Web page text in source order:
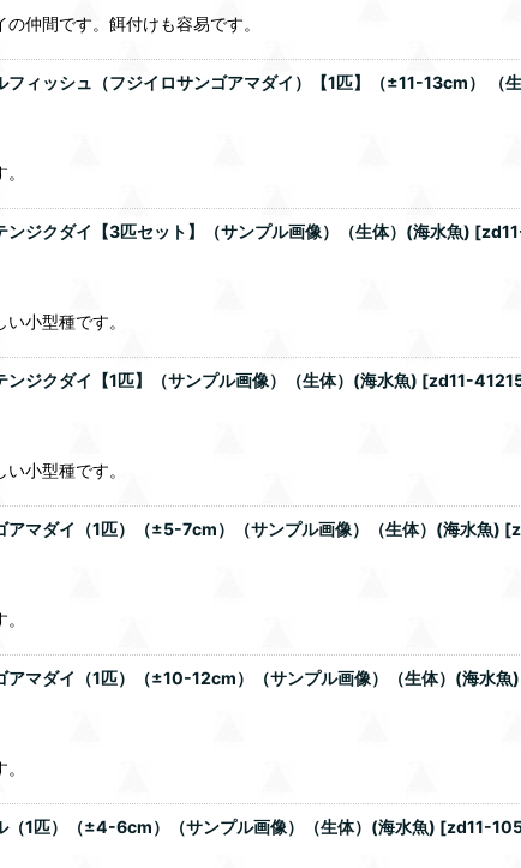
仲間です。餌付けも容易です。
フィッシュ（フジイロサンゴアマダイ）【1匹】（±11-13cm） （
ンジクダイ【3匹セット】（サンプル画像）（生体）(海水魚) [
小型種です。
ンジクダイ【1匹】（サンプル画像）（生体）(海水魚) [zd11-
小型種です。
アマダイ（1匹）（±5-7cm）（サンプル画像）（生体）(海水魚) [
アマダイ（1匹）（±10-12cm）（サンプル画像）（生体）(海水魚)
（1匹）（±4-6cm）（サンプル画像）（生体）(海水魚) [zd11-